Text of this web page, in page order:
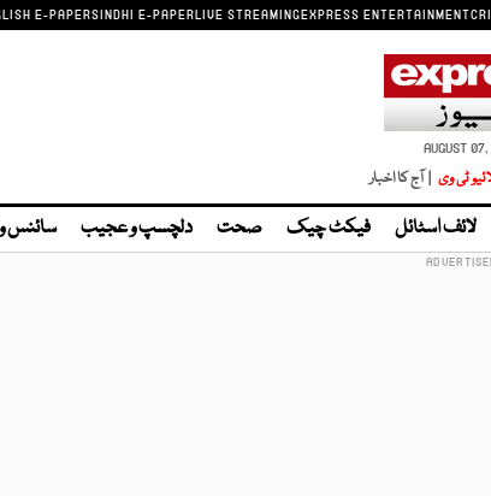
E-PAPERSINDHI E-PAPERLIVE STREAMINGEXPRESS ENTERTAINMENT
AUGUST
ٹی وی | آج کا اخبار
لائف اسٹائل فیکٹ چیک صحت دلچسپ و عجیب سائنس